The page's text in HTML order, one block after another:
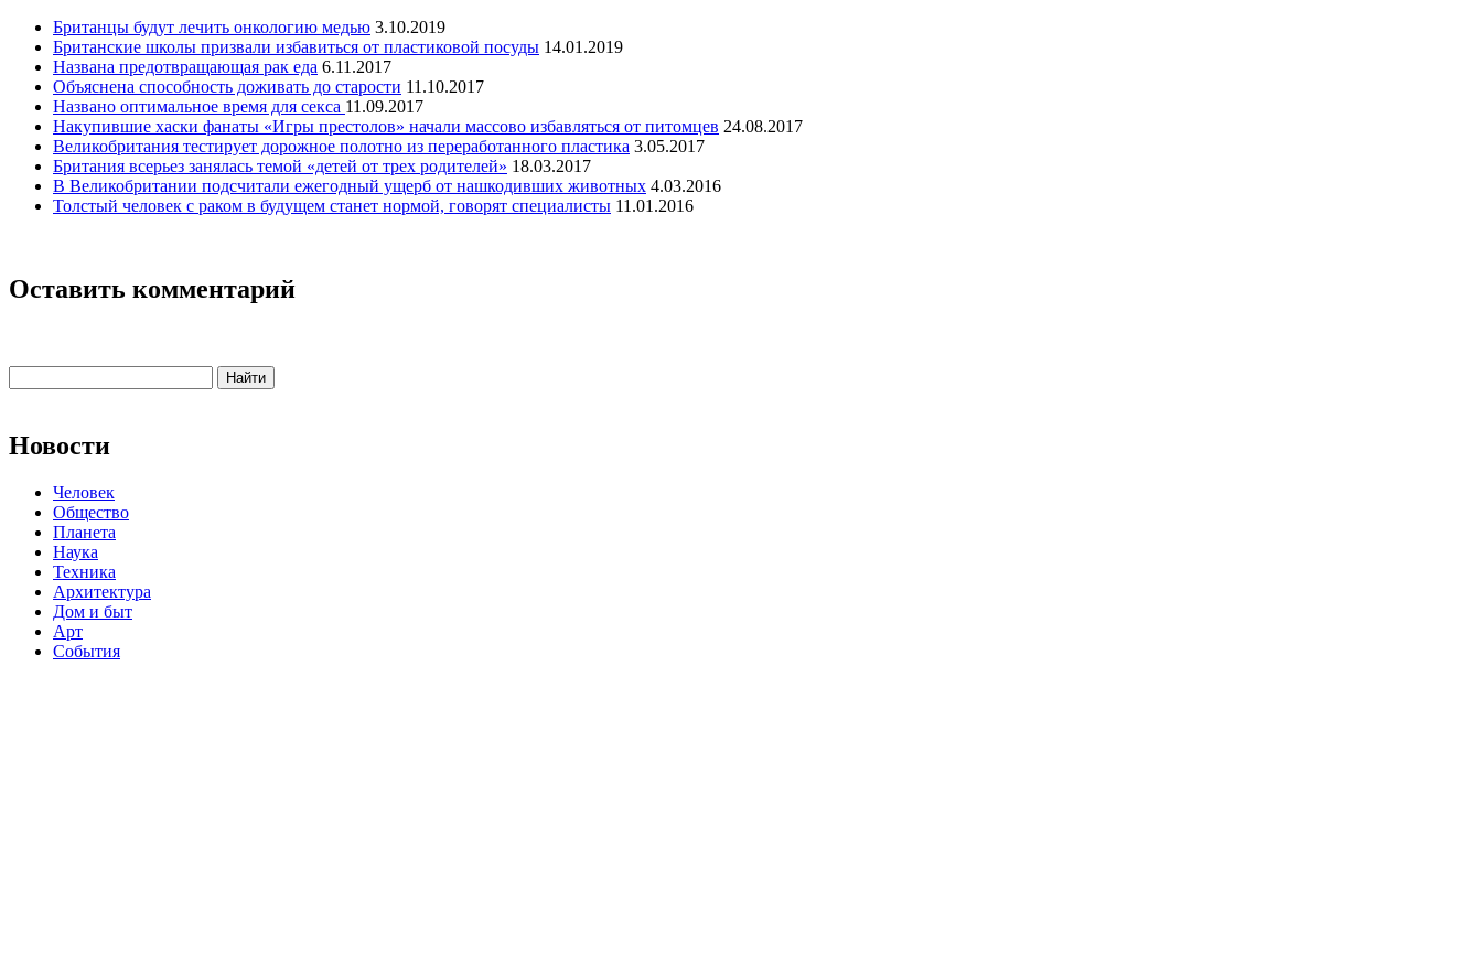
Британцы будут лечить онкологию медью 3.10.2019
Британские школы призвали избавиться от пластиковой посуды 14.01.2019
Названа предотвращающая рак еда 6.11.2017
Объяснена способность доживать до старости 11.10.2017
Названо оптимальное время для секса 11.09.2017
Накупившие хаски фанаты «Игры престолов» начали массово избавляться от питомцев 24.08.2017
Великобритания тестирует дорожное полотно из переработанного пластика 3.05.2017
Британия всерьез занялась темой «детей от трех родителей» 18.03.2017
В Великобритании подсчитали ежегодный ущерб от нашкодивших животных 4.03.2016
Толстый человек с раком в будущем станет нормой, говорят специалисты 11.01.2016
Оставить комментарий
Новости
Человек
Общество
Планета
Наука
Техника
Архитектура
Дом и быт
Арт
События